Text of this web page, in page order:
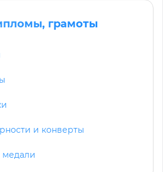
грамоты
и конверты